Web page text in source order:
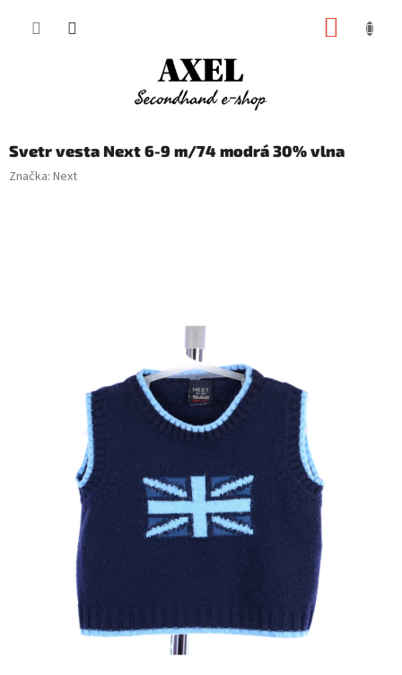
Svetr vesta Next 6-9 m/74 modrá 30% vlna
Značka: Next